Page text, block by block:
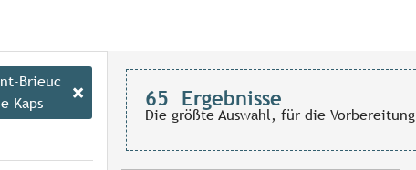
Brieuc
Kaps
65 Ergebnisse
Die größte Auswahl, für die Vorbereitung